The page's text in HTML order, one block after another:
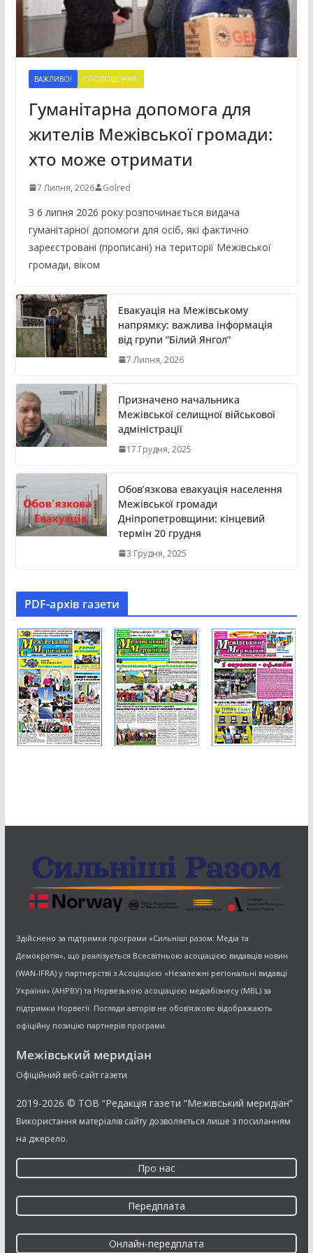
ВАЖЛИВО! ОГОЛОШЕННЯ
Гуманітарна допомога для
жителів Межівської громади:
хто може отримати
7 Липня, 2026 Golred
З 6 липня 2026 року розпочинається видача
гуманітарної допомоги для осіб, які фактично
зареєстровані (прописані) на території Межівської
громади, віком
Евакуація на Межівському
напрямку: важлива інформація
від групи “Білий Янгол”
7 Липня, 2026
Призначено начальника
Межівської селищної військової
адміністрації
17 Грудня, 2025
Обов’язкова евакуація населення
Межівської громади
Дніпропетровщини: кінцевий
термін 20 грудня
3 Грудня, 2025
PDF-aрхів газети
Здійснено за підтримки програми «Сильніші разом: Медіа та
Демократія», що реалізується Всесвітньою асоціацією видавців новин
(WAN-IFRA) у партнерстві з Асоціацією «Незалежні регіональні видавці
України» (АНРВУ) та Норвезькою асоціацією медіабізнесу (MBL) за
підтримки Норвегії. Погляди авторів не обов’язково відображають
офіційну позицію партнерів програми.
Межівський меридіан
Офіційний веб-сайт газети
2019-2026 © ТОВ “Редакція газети “Межівський меридіан”
Використання матеріалів сайту дозволяється лише з посиланням
на джерело.
Про нас
Передплата
Онлайн-передплата